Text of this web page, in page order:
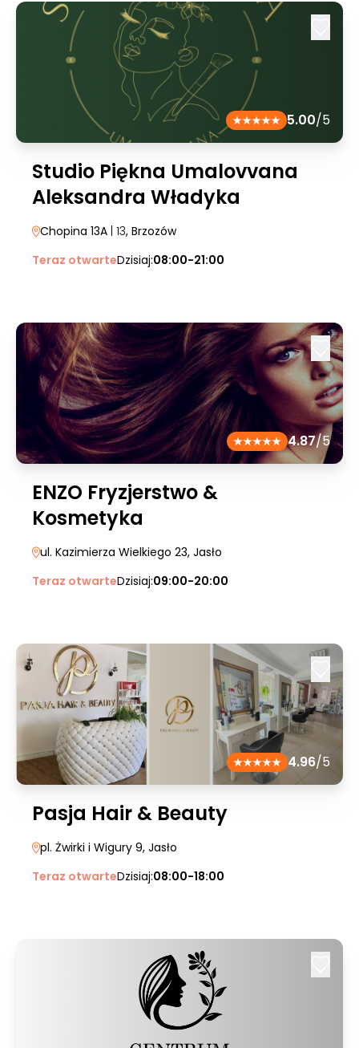
5.00/5
Studio Piękna Umalovvana
Aleksandra Władyka
Chopina 13A | 13, Brzozów
Teraz otwarteDzisiaj:08:00-21:00
4.87/5
ENZO Fryzjerstwo &
Kosmetyka
ul. Kazimierza Wielkiego 23, Jasło
Teraz otwarteDzisiaj:09:00-20:00
4.96/5
Pasja Hair & Beauty
pl. Żwirki i Wigury 9, Jasło
Teraz otwarteDzisiaj:08:00-18:00